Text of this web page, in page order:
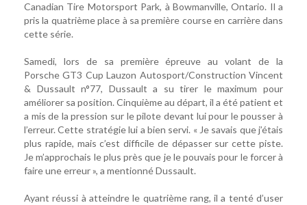
Canadian Tire Motorsport Park, à Bowmanville, Ontario. Il a
pris la quatrième place à sa première course en carrière dans
cette série.
Samedi, lors de sa première épreuve au volant de la
Porsche GT3 Cup Lauzon Autosport/Construction Vincent
& Dussault n°77, Dussault a su tirer le maximum pour
améliorer sa position. Cinquième au départ, il a été patient et
a mis de la pression sur le pilote devant lui pour le pousser à
l’erreur. Cette stratégie lui a bien servi. « Je savais que j’étais
plus rapide, mais c’est difficile de dépasser sur cette piste.
Je m’approchais le plus près que je le pouvais pour le forcer à
faire une erreur », a mentionné Dussault.
Ayant réussi à atteindre le quatrième rang, il a tenté d’user